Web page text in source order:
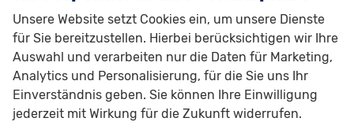
Antiblockiersystem (ABS), Antischlupfregelung (ASR),
Elektronisches Stabilitäts-Programm (ESP),
Traktionskontrolle (ASR/CTS/ETS), Reifendruckkontrolle
Felgengröße
14 Zoll
Felgentyp
Stahlfelge
Lautstärke externes Rollgeräusch der Reifen
Unsere Website setzt Cookies ein, um unsere Dienste
für Sie bereitzustellen. Hierbei berücksichtigen wir Ihre
Auswahl und verarbeiten nur die Daten für Marketing,
Analytics und Personalisierung, für die Sie uns Ihr
Einverständnis geben. Sie können Ihre Einwilligung
jederzeit mit Wirkung für die Zukunft widerrufen.